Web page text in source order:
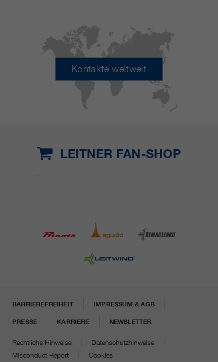
Kontakte weltweit
LEITNER FAN-SHOP
BARRIEREFREIHEIT IMPRESSUM & AGB
PRESSE KARRIERE NEWSLETTER
Rechtliche Hinweise
Datenschutzhinweise
Misconduct Report
Cookies